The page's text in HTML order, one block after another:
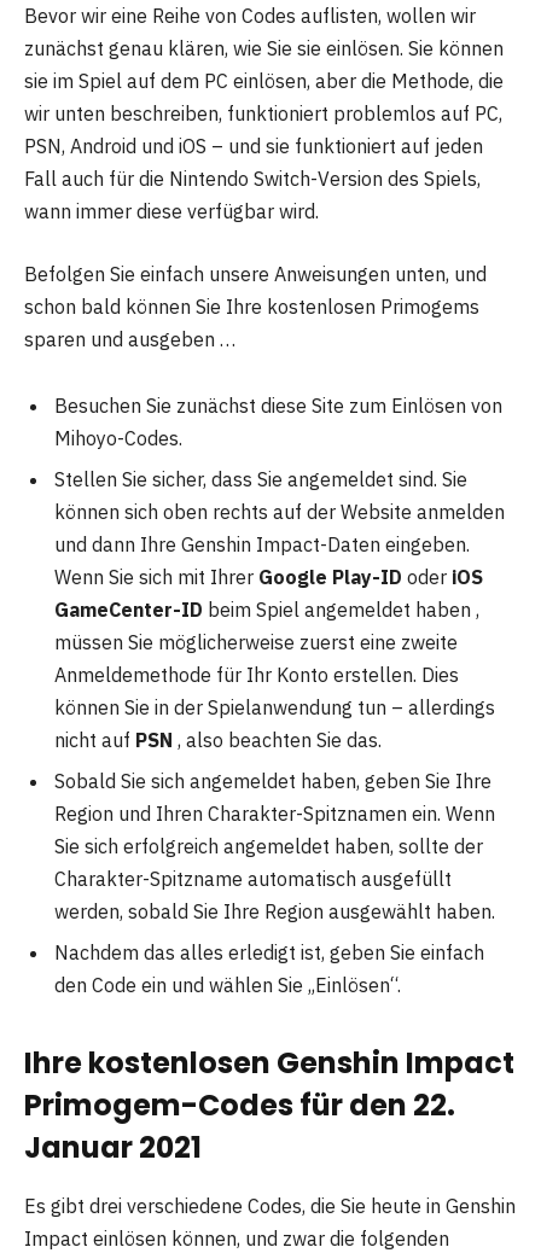
Bevor wir eine Reihe von Codes auflisten, wollen wir
zunächst genau klären, wie Sie sie einlösen. Sie können
sie im Spiel auf dem PC einlösen, aber die Methode, die
wir unten beschreiben, funktioniert problemlos auf PC,
PSN, Android und iOS – und sie funktioniert auf jeden
Fall auch für die Nintendo Switch-Version des Spiels,
wann immer diese verfügbar wird.
Befolgen Sie einfach unsere Anweisungen unten, und
schon bald können Sie Ihre kostenlosen Primogems
sparen und ausgeben …
Besuchen Sie zunächst diese Site zum Einlösen von
Mihoyo-Codes.
Stellen Sie sicher, dass Sie angemeldet sind. Sie
können sich oben rechts auf der Website anmelden
und dann Ihre Genshin Impact-Daten eingeben.
Wenn Sie sich mit Ihrer Google Play-ID oder iOS
GameCenter-ID beim Spiel angemeldet haben ,
müssen Sie möglicherweise zuerst eine zweite
Anmeldemethode für Ihr Konto erstellen. Dies
können Sie in der Spielanwendung tun – allerdings
nicht auf PSN , also beachten Sie das.
Sobald Sie sich angemeldet haben, geben Sie Ihre
Region und Ihren Charakter-Spitznamen ein. Wenn
Sie sich erfolgreich angemeldet haben, sollte der
Charakter-Spitzname automatisch ausgefüllt
werden, sobald Sie Ihre Region ausgewählt haben.
Nachdem das alles erledigt ist, geben Sie einfach
den Code ein und wählen Sie „Einlösen“.
Ihre kostenlosen Genshin Impact
Primogem-Codes für den 22.
Januar 2021
Es gibt drei verschiedene Codes, die Sie heute in Genshin
Impact einlösen können, und zwar die folgenden